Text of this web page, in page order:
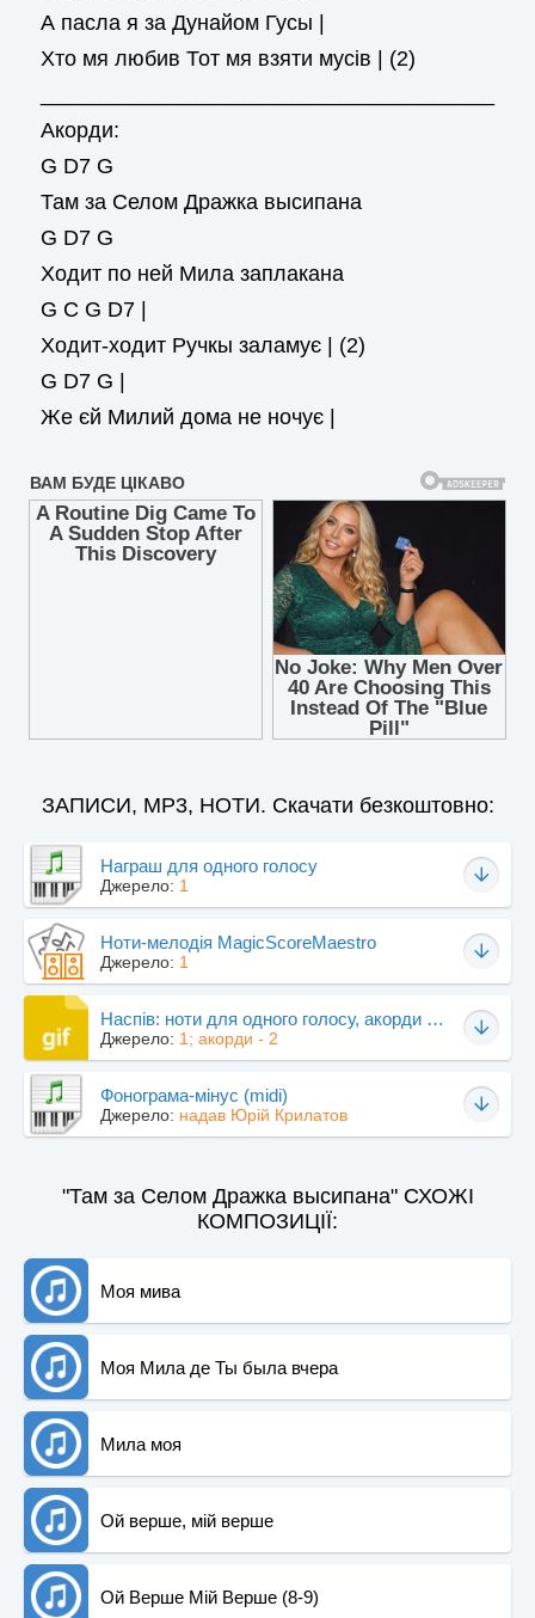
А пасла я за Дунайом Гусы |
Хто мя любив Тот мя взяти мусів | (2)
Акорди:
G D7 G
Там за Селом Дражка высипана
G D7 G
Ходит по ней Мила заплакана
G C G D7 |
Ходит-ходит Ручкы заламує | (2)
G D7 G |
Же єй Милий дома не ночує |
ЗАПИСИ, MP3, НОТИ. Скачати безкоштовно:
Награш для одного голосу
Джерело: 1
Ноти-мелодія MagicScoreMaestro
Джерело: 1
Наспів: ноти для одного голосу, акорди акомпанементу
Джерело: 1; акорди - 2
Фонограма-мінус (midi)
Джерело: надав Юрій Крилатов
"Там за Селом Дражка высипана" СХОЖІ
КОМПОЗИЦІЇ:
Моя мива
Моя Мила де Ты была вчера
Мила моя
Ой верше, мій верше
Ой Верше Мій Верше (8-9)